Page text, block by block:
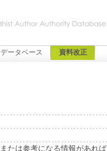
ータベース 資料改正
たは参考になる情報があれ